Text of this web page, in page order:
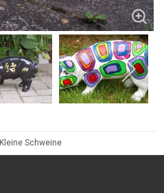
Kleine Schweine